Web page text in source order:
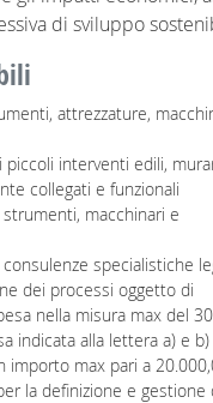
di sviluppo
attrezzature,
piccoli interventi edili,
collegati e funzionali
strumenti, macchinari e
specialistiche
dei processi oggetto di
nella misura max del
indicata alla lettera a) e b)
importo max pari a
la definizione e gestione